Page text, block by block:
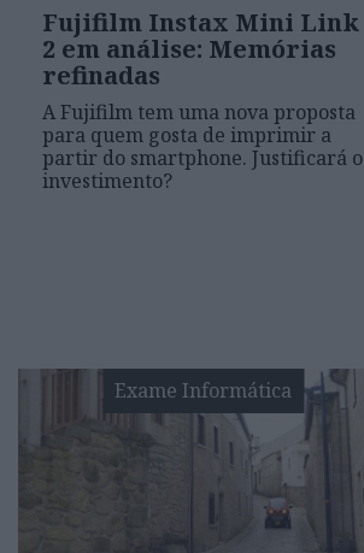
Fujifilm Instax Mini Link
2 em análise: Memórias
refinadas
A Fujifilm tem uma nova proposta
para quem gosta de imprimir a
partir do smartphone. Justificará o
investimento?
Exame Informática